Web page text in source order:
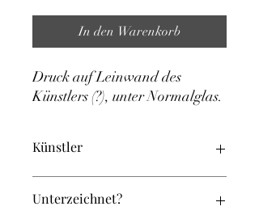
In den Warenkorb
Druck auf Leinwand des
Künstlers (?), unter Normalglas.
Künstler
Unterzeichnet?